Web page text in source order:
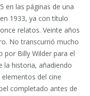
en las páginas de una
1933, ya con título
relatos. Veinte años
No transcurrió mucho
por Billy Wilder para el
la historia, añadiendo
del cine
completado antes de